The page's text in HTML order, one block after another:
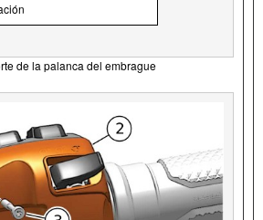
de la palanca del embrague